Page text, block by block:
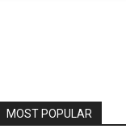
MOST POPULAR